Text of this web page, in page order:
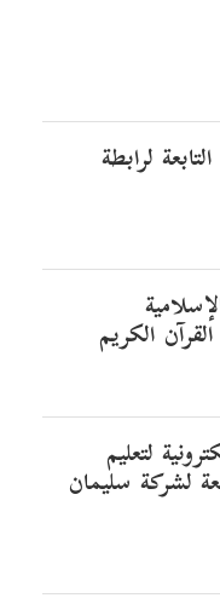
لرابطة
الكريم
لتعليم
لشركة سليمان